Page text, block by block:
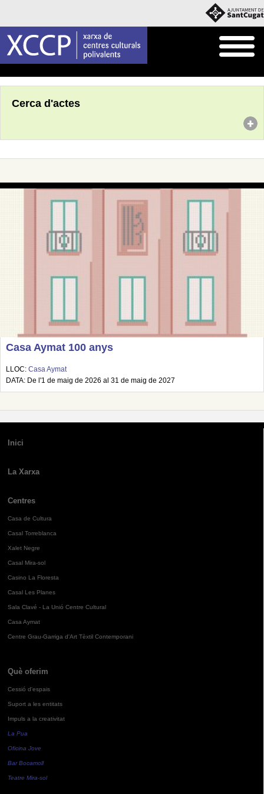
Cerca d'actes
Casa Aymat 100 anys
LLOC: Casa Aymat
DATA: De l'1 de maig de 2026 al 31 de maig de 2027
Inici
La Xarxa
Centres
Casa de Cultura
Casal Torreblanca
Xalet Negre
Casal Mira-sol
Casino La Floresta
Casal Les Planes
Sala Clavé - La Unió Centre Cultural
Casa Aymat
Centre Grau-Garriga d'Art Tèxtil Contemporani
Què oferim
Cessió d'espais
Suport a les entitats
Impuls a la creativitat
La Pua
Oficina Jove
Bar Bocamoll
Teatre Mira-sol